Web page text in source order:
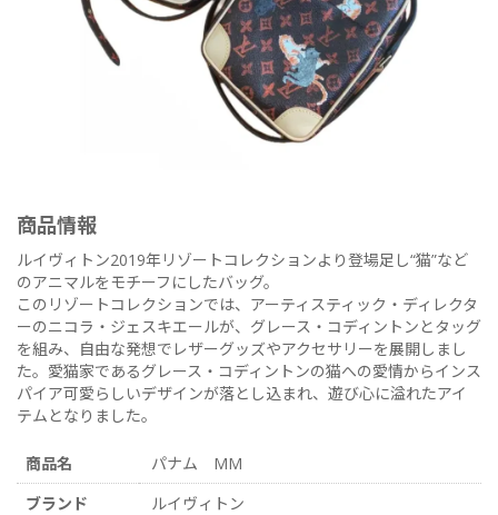
商品情報
ルイヴィトン2019年リゾートコレクションより登場足し“猫”など
のアニマルをモチーフにしたバッグ。
このリゾートコレクションでは、アーティスティック・ディレクタ
ーのニコラ・ジェスキエールが、グレース・コディントンとタッグ
を組み、自由な発想でレザーグッズやアクセサリーを展開しまし
た。愛猫家であるグレース・コディントンの猫への愛情からインス
パイア可愛らしいデザインが落とし込まれ、遊び心に溢れたアイ
テムとなりました。
商品名
パナム MM
ブランド
ルイヴィトン